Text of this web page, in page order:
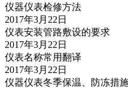
仪器仪表检修方法
2017年3月22日
仪表安装管路敷设的要求
2017年3月22日
仪表名称常用翻译
2017年3月22日
仪器仪表冬季保温、防冻措